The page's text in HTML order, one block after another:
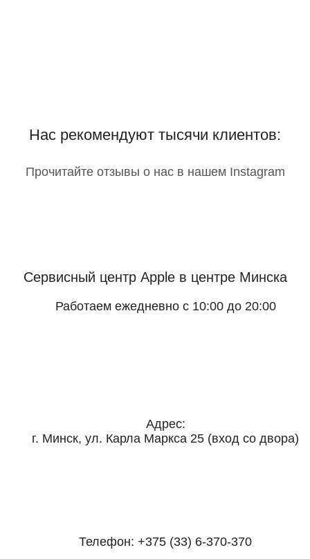
Нас рекомендуют тысячи клиентов:
Прочитайте отзывы о нас в нашем Instagram
Сервисный центр Appleв центре Минска
Работаем ежедневно с 10:00 до 20:00
Адрес:
г. Минск, ул. Карла Маркса 25 (вход со двора)
Телефон: +375 (33) 6-370-370